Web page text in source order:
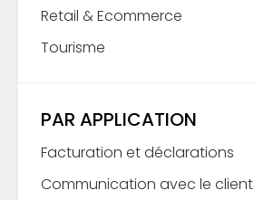
Retail & Ecommerce
Tourisme
PAR APPLICATION
Facturation et déclarations
Communication avec le client